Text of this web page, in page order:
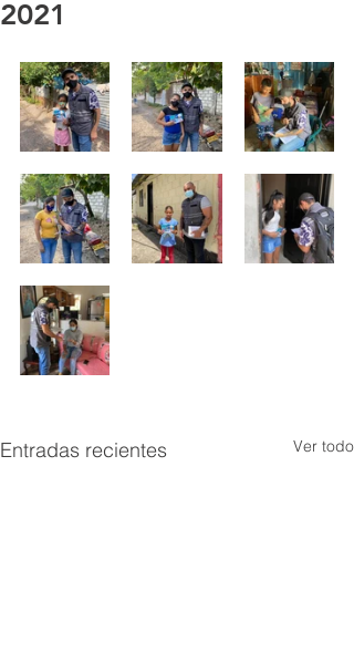
2021
Entradas recientes Ver todo